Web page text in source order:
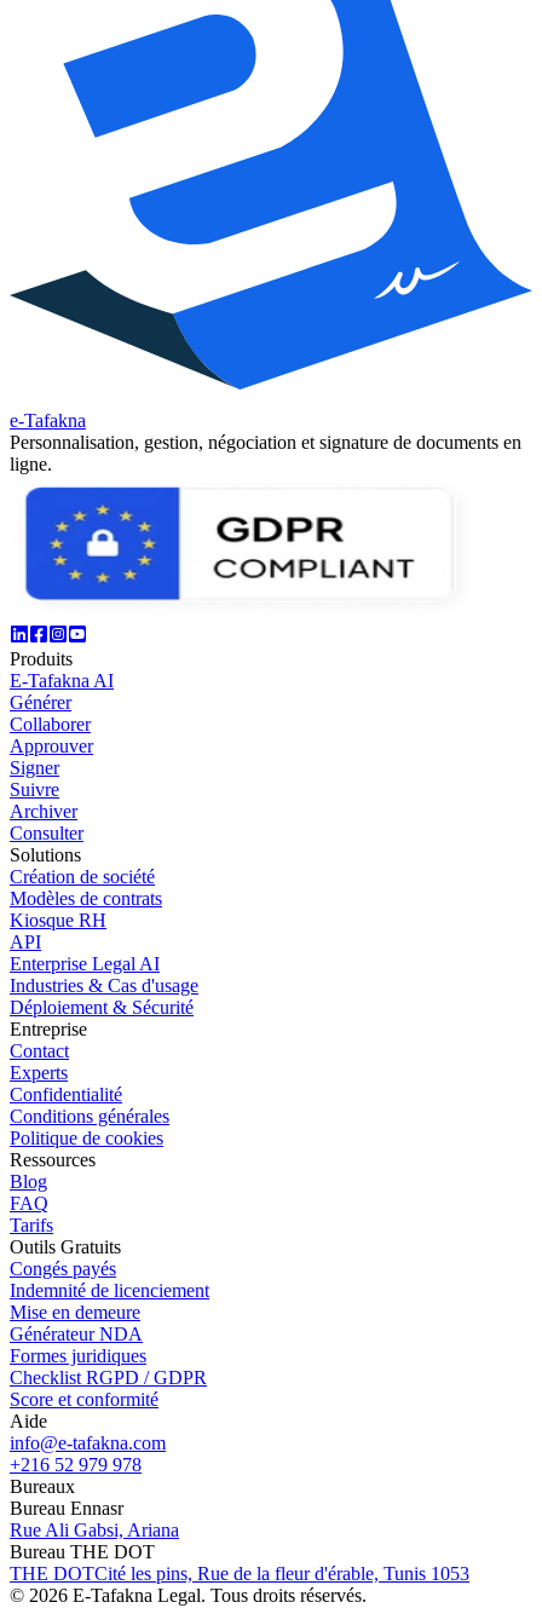
e-Tafakna
Personnalisation, gestion, négociation et signature de documents en
ligne.
Produits
E-Tafakna AI
Générer
Collaborer
Approuver
Signer
Suivre
Archiver
Consulter
Solutions
Création de société
Modèles de contrats
Kiosque RH
API
Enterprise Legal AI
Industries & Cas d'usage
Déploiement & Sécurité
Entreprise
Contact
Experts
Confidentialité
Conditions générales
Politique de cookies
Ressources
Blog
FAQ
Tarifs
Outils Gratuits
Congés payés
Indemnité de licenciement
Mise en demeure
Générateur NDA
Formes juridiques
Checklist RGPD / GDPR
Score et conformité
Aide
info@e-tafakna.com
+216 52 979 978
Bureaux
Bureau Ennasr
Rue Ali Gabsi, Ariana
Bureau THE DOT
THE DOTCité les pins, Rue de la fleur d'érable, Tunis 1053
© 2026 E-Tafakna Legal. Tous droits réservés.